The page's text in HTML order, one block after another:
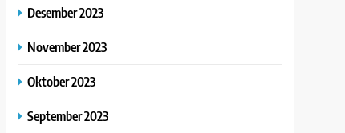
Desember 2023
November 2023
Oktober 2023
September 2023